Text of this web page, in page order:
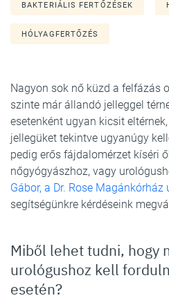
BAKTERIÁLIS FERTŐZÉSEK
HÓLYAGFERTŐZÉS
Nagyon sok nő küzd a felfázás
szinte már állandó jelleggel
esetenként ugyan kicsit
jellegüket tekintve ugyanúgy
pedig erős fájdalomérzet kíséri
nőgyógyászhoz, vagy
Gábor, a Dr. Rose Magánkórház
segítségünkre kérdéseink
Miből lehet tudni, hogy
urológushoz kell
esetén?